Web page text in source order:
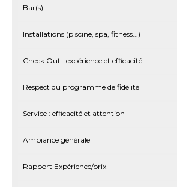
Bar(s)
Installations (piscine, spa, fitness...)
Check Out : expérience et efficacité
Respect du programme de fidélité
Service : efficacité et attention
Ambiance générale
Rapport Expérience/prix